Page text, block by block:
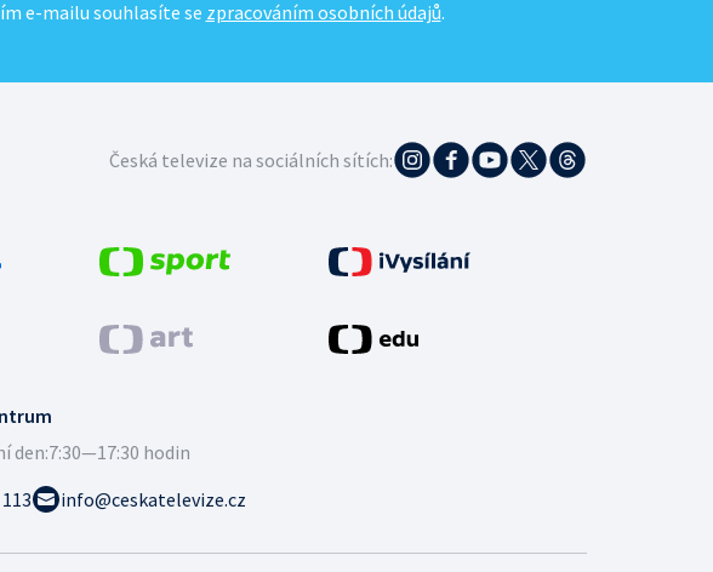
e-mailu souhlasíte se zpracováním osobních údajů.